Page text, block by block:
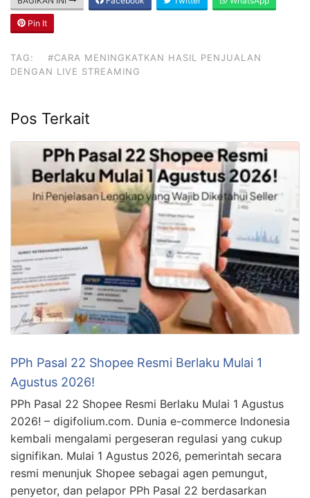
Pin It
TAG:
#CARA MENINGKATKAN HASIL PENJUALAN
DENGAN LIVE STREAMING
Pos Terkait
PPh Pasal 22 Shopee Resmi Berlaku Mulai 1
Agustus 2026!
PPh Pasal 22 Shopee Resmi Berlaku Mulai 1 Agustus
2026! – digifolium.com. Dunia e-commerce Indonesia
kembali mengalami pergeseran regulasi yang cukup
signifikan. Mulai 1 Agustus 2026, pemerintah secara
resmi menunjuk Shopee sebagai agen pemungut,
penyetor, dan pelapor PPh Pasal 22 berdasarkan